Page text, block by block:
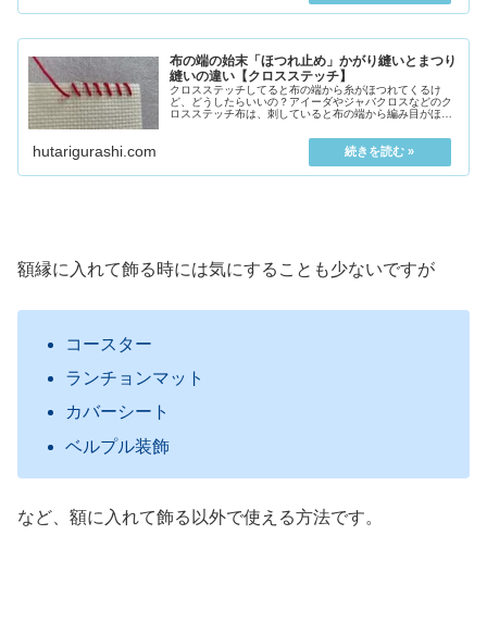
布の端の始末「ほつれ止め」かがり縫いとまつり
縫いの違い【クロスステッチ】
クロスステッチしてると布の端から糸がほつれてくるけ
ど、どうしたらいいの？アイーダやジャバクロスなどのク
ロスステッチ布は、刺していると布の端から編み目がほつ
hutarigurashi.com
額縁に入れて飾る時には気にすることも少ないですが
コースター
ランチョンマット
カバーシート
ベルプル装飾
など、額に入れて飾る以外で使える方法です。